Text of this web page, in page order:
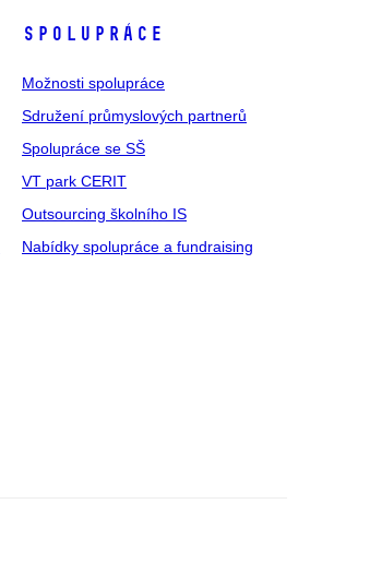
SPOLUPRÁCE
Možnosti spolupráce
Sdružení průmyslových partnerů
Spolupráce se SŠ
VT park CERIT
Outsourcing školního IS
Nabídky spolupráce a fundraising